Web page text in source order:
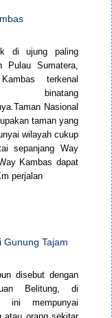
di ujung paling
Pulau Sumatera,
terkenal
binatang
Nasional
taman yang
wilayah cukup
sepanjang Way
Kambas dapat
perjalan
Gunung Tajam
disebut dengan
Belitung, di
ini mempunyai